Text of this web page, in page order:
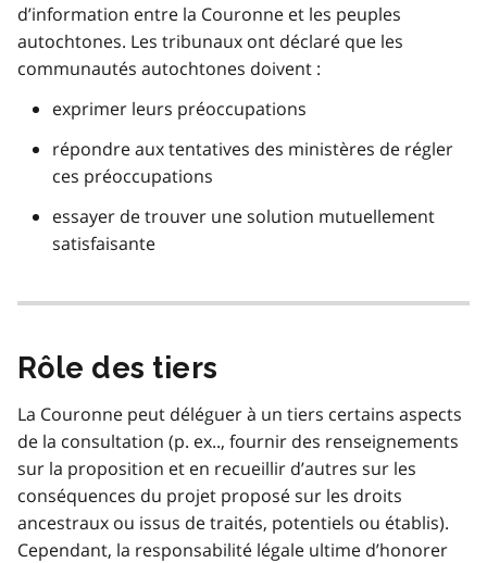
d’information entre la Couronne et les peuples
autochtones. Les tribunaux ont déclaré que les
communautés autochtones doivent :
exprimer leurs préoccupations
répondre aux tentatives des ministères de régler
ces préoccupations
essayer de trouver une solution mutuellement
satisfaisante
Rôle des tiers
La Couronne peut déléguer à un tiers certains aspects
de la consultation (p. ex.., fournir des renseignements
sur la proposition et en recueillir d’autres sur les
conséquences du projet proposé sur les droits
ancestraux ou issus de traités, potentiels ou établis).
Cependant, la responsabilité légale ultime d’honorer